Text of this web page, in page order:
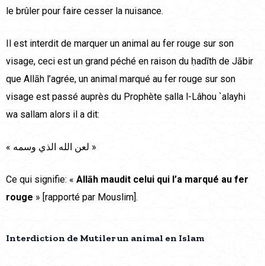
le brûler pour faire cesser la nuisance.
Il est interdit de marquer un animal au fer rouge sur son
visage, ceci est un grand péché en raison du ḥadīth de Jābir
que Allāh l’agrée, un animal marqué au fer rouge sur son
visage est passé auprès du Prophète ṣalla l-Lâhou `alayhi
wa sallam alors il a dit:
« لعن الله الذي وسمه »
Ce qui signifie: « Allāh maudit celui qui l’a marqué au fer
rouge » [rapporté par Mouslim].
Interdiction de Mutiler un animal en Islam